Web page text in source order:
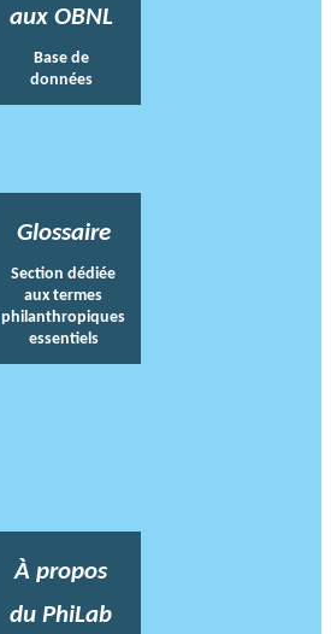
aux OBNL
Base de
données
Glossaire
Section dédiée
aux termes
philanthropiques
essentiels
À propos
du PhiLab